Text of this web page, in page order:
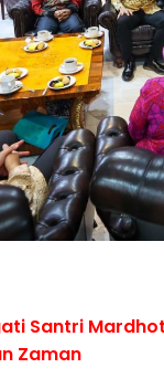
Santri
Zaman